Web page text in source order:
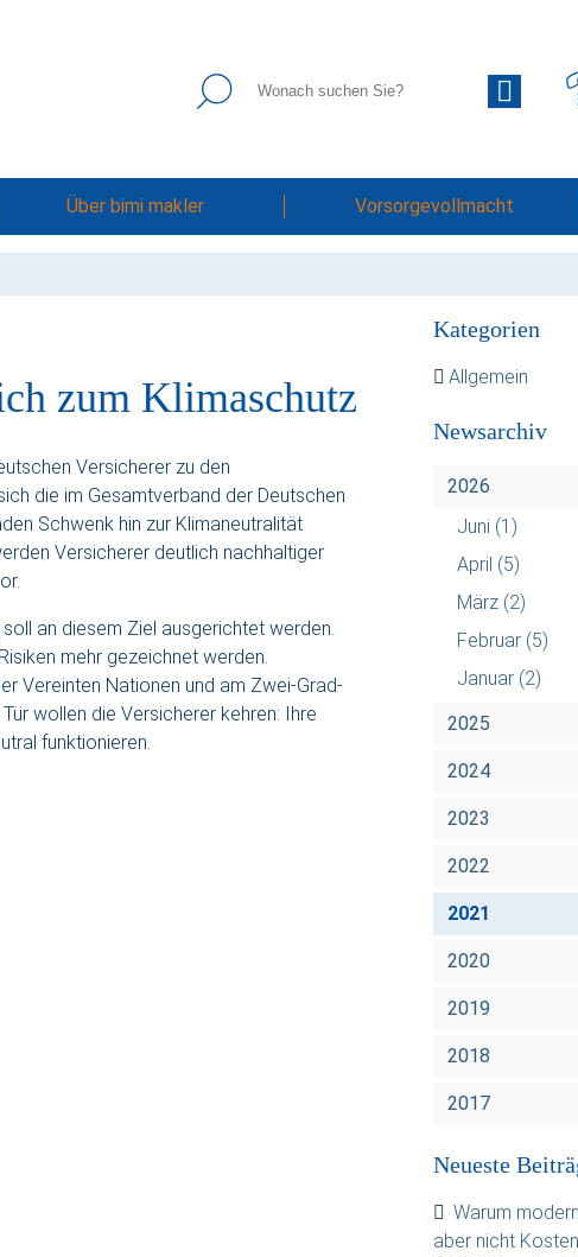
Über bimi makler Vorsorgevollmacht
zum Klimaschutz
Versicherer zu den
die im Gesamtverband der Deutschen
Schwenk hin zur Klimaneutralität
Versicherer deutlich nachhaltiger
an diesem Ziel ausgerichtet werden.
mehr gezeichnet werden.
Vereinten Nationen und am Zwei-Grad-
wollen die Versicherer kehren: Ihre
funktionieren.
Kategorien
Allgemein
Newsarchiv
2026
Juni (1)
April (5)
März (2)
Februar (5)
Januar (2)
2025
2024
2023
2022
2021
2020
2019
2018
2017
Neueste
Warum
aber nicht